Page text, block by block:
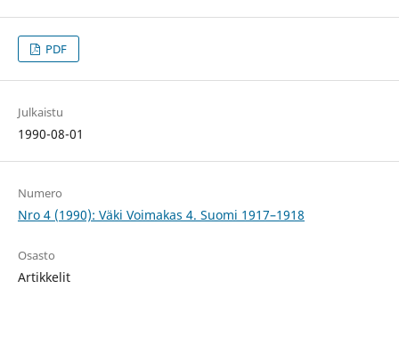
PDF
Julkaistu
1990-08-01
Numero
Nro 4 (1990): Väki Voimakas 4. Suomi 1917–1918
Osasto
Artikkelit